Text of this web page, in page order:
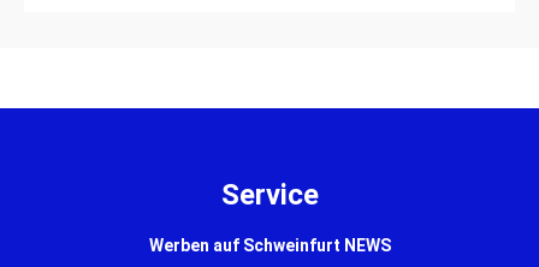
Service
Werben auf Schweinfurt NEWS